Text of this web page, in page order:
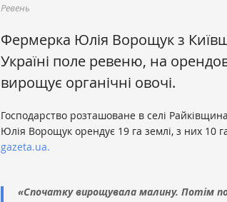
Ревень
Фермерка Юлія Ворощук з
Україні поле ревеню, на
вирощує органічні овочі.
Господарство розташоване в селі
Юлія Ворощук орендує 19 га землі, з них
gazeta.ua.
«Спочатку вирощувала малину. Потім